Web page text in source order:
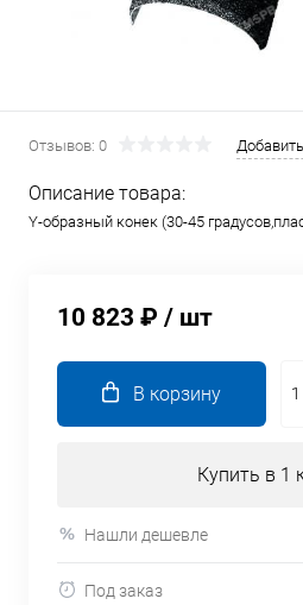
Отзывов: 0
Описание товара:
Y-образный конек (30-45
10 823 ₽ / шт
В корзину
Купить в 1
Нашли дешевле
Под заказ